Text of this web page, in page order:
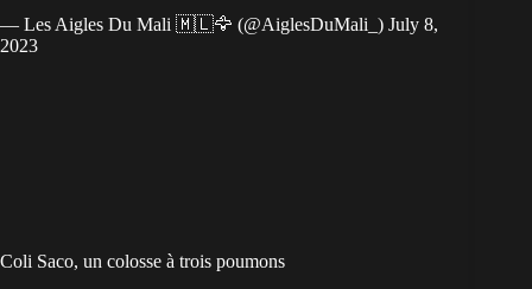
— Les Aigles Du Mali 🇲🇱🦅 (@AiglesDuMali_) July 8,
2023
Coli Saco, un colosse à trois poumons